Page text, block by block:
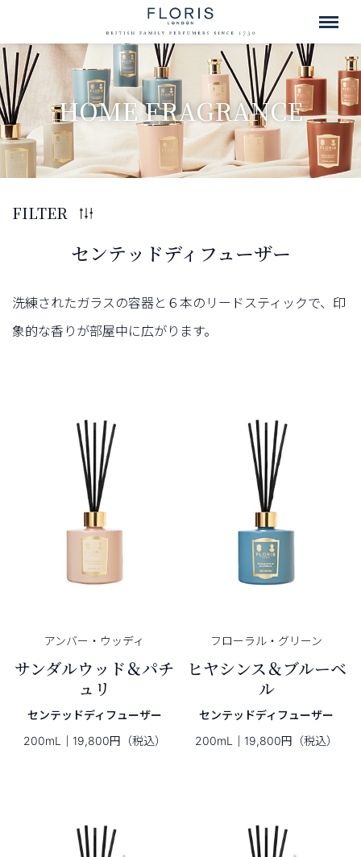
HOME FRAGRANCE
センテッドディフューザー
洗練されたガラスの容器と６本のリードスティックで、印
象的な香りが部屋中に広がります。
アンバー・ ウッディ
サンダルウッド＆パチ
ュリ
センテッドディフューザー
200mL｜19,800円（税込）
フローラル・ グリーン
ヒヤシンス＆ブルーベ
ル
センテッドディフューザー
200mL｜19,800円（税込）
FILTER